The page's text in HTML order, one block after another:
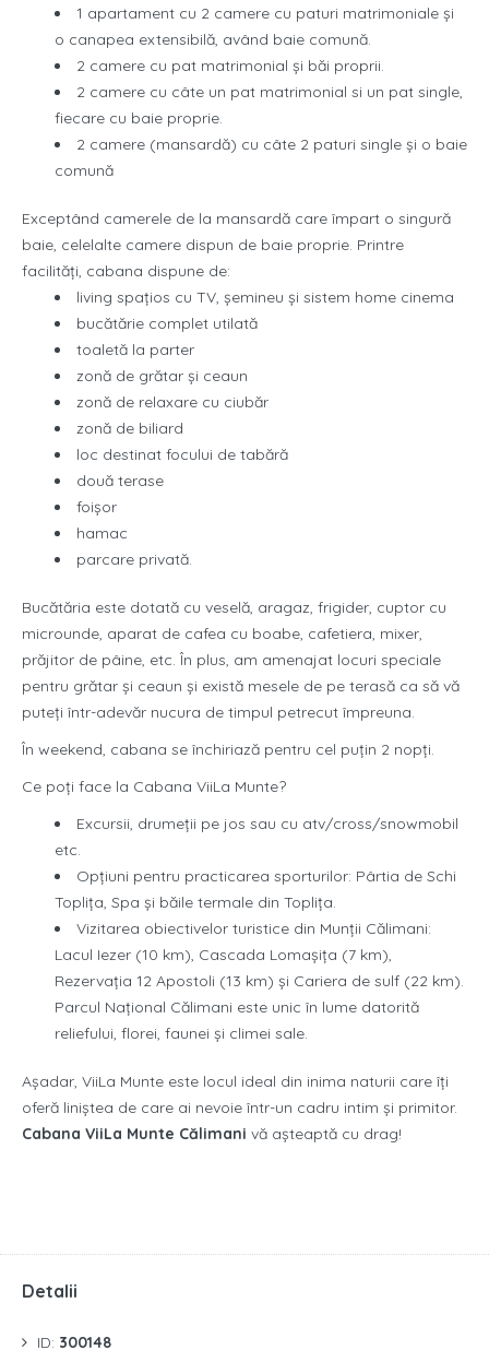
1 apartament cu 2 camere cu paturi matrimoniale și
o canapea extensibilă, având baie comună.
2 camere cu pat matrimonial și băi proprii.
2 camere cu câte un pat matrimonial si un pat single,
fiecare cu baie proprie.
2 camere (mansardă) cu câte 2 paturi single şi o baie
comună
Exceptând camerele de la mansardă care împart o singură
baie, celelalte camere dispun de baie proprie. Printre
facilități, cabana dispune de:
living spațios cu TV, șemineu și sistem home cinema
bucătărie complet utilată
toaletă la parter
zonă de grătar și ceaun
zonă de relaxare cu ciubăr
zonă de biliard
loc destinat focului de tabără
două terase
foișor
hamac
parcare privată.
Bucătăria este dotată cu veselă, aragaz, frigider, cuptor cu
microunde, aparat de cafea cu boabe, cafetiera, mixer,
prăjitor de pâine, etc. În plus, am amenajat locuri speciale
pentru grătar şi ceaun şi există mesele de pe terasă ca să vă
puteţi într-adevăr nucura de timpul petrecut împreuna.
În weekend, cabana se închiriază pentru cel puțin 2 nopţi.
Ce poți face la Cabana ViiLa Munte?
Excursii, drumeţii pe jos sau cu atv/cross/snowmobil
etc.
Opţiuni pentru practicarea sporturilor: Pârtia de Schi
Topliţa, Spa şi băile termale din Topliţa.
Vizitarea obiectivelor turistice din Munţii Călimani:
Lacul Iezer (10 km), Cascada Lomaşiţa (7 km),
Rezervaţia 12 Apostoli (13 km) şi Cariera de sulf (22 km).
Parcul Naţional Călimani este unic în lume datorită
reliefului, florei, faunei şi climei sale.
Așadar, ViiLa Munte este locul ideal din inima naturii care îți
oferă liniștea de care ai nevoie într-un cadru intim și primitor.
Cabana ViiLa Munte Călimani vă așteaptă cu drag!
Detalii
ID: 300148